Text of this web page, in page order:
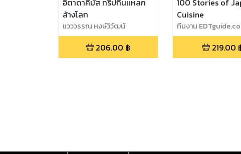
ล้างโลก
แวววรรณ หงษ์วิวัฒน์
206.00 ฿
Cuisine
ทีมงาน
219.00